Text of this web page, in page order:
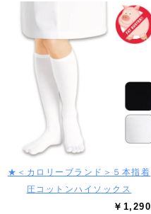
★＜カロリーブランド＞５本指着
圧コットンハイソックス
￥1,290